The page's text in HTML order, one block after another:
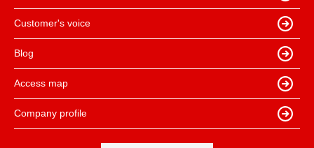
Customer's voice
Blog
Access map
Company profile